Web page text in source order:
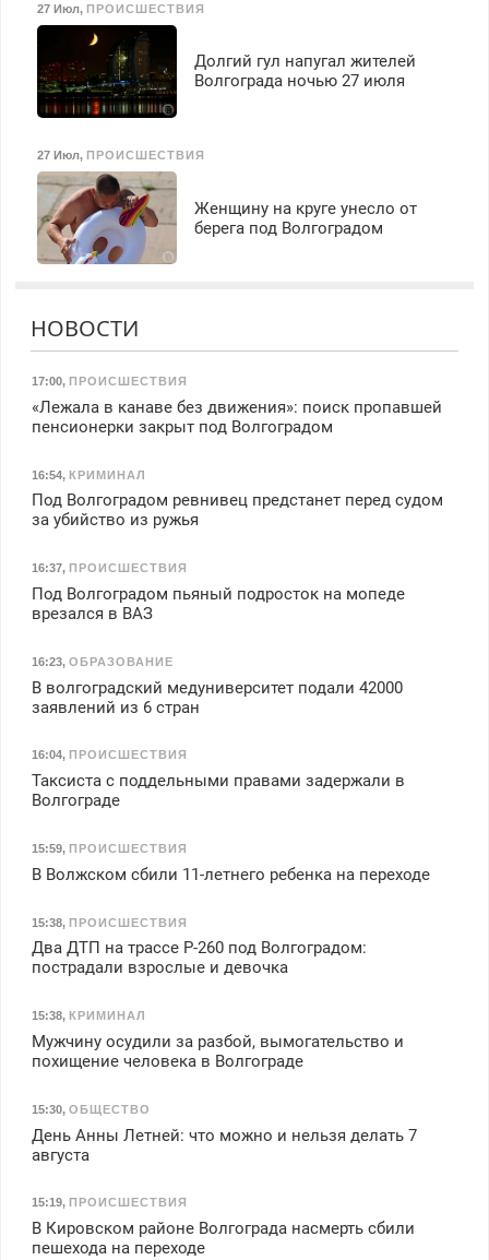
27 Июл, ПРОИСШЕСТВИЯ
Долгий гул напугал жителей
Волгограда ночью 27 июля
27 Июл, ПРОИСШЕСТВИЯ
Женщину на круге унесло от
берега под Волгоградом
НОВОСТИ
17:00, ПРОИСШЕСТВИЯ
«Лежала в канаве без движения»: поиск пропавшей
пенсионерки закрыт под Волгоградом
16:54, КРИМИНАЛ
Под Волгоградом ревнивец предстанет перед судом
за убийство из ружья
16:37, ПРОИСШЕСТВИЯ
Под Волгоградом пьяный подросток на мопеде
врезался в ВАЗ
16:23, ОБРАЗОВАНИЕ
В волгоградский медуниверситет подали 42000
заявлений из 6 стран
16:04, ПРОИСШЕСТВИЯ
Таксиста с поддельными правами задержали в
Волгограде
15:59, ПРОИСШЕСТВИЯ
В Волжском сбили 11-летнего ребенка на переходе
15:38, ПРОИСШЕСТВИЯ
Два ДТП на трассе Р-260 под Волгоградом:
пострадали взрослые и девочка
15:38, КРИМИНАЛ
Мужчину осудили за разбой, вымогательство и
похищение человека в Волгограде
15:30, ОБЩЕСТВО
День Анны Летней: что можно и нельзя делать 7
августа
15:19, ПРОИСШЕСТВИЯ
В Кировском районе Волгограда насмерть сбили
пешехода на переходе